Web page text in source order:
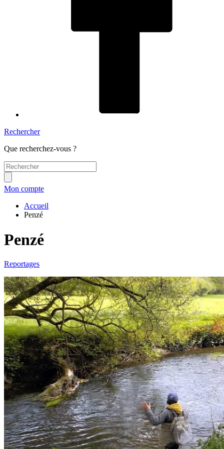
Rechercher
Que recherchez-vous ?
Mon compte
Accueil
Penzé
Penzé
Reportages